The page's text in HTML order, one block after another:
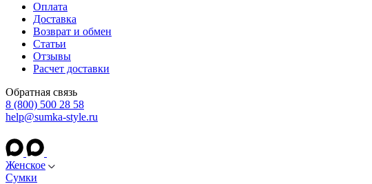
Оплата
Доставка
Возврат и обмен
Статьи
Отзывы
Расчет доставки
Обратная связь
8 (800) 500 28 58
help@sumka-style.ru
Женское
Сумки